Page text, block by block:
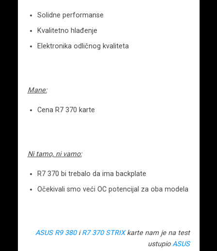
Solidne performanse
Kvalitetno hlađenje
Elektronika odličnog kvaliteta
Mane:
Cena R7 370 karte
Ni tamo, ni vamo:
R7 370 bi trebalo da ima backplate
Očekivali smo veći OC potencijal za oba modela
ASUS R9 380iR7 370 STRIXkarte nam je na test
ustupioASUS